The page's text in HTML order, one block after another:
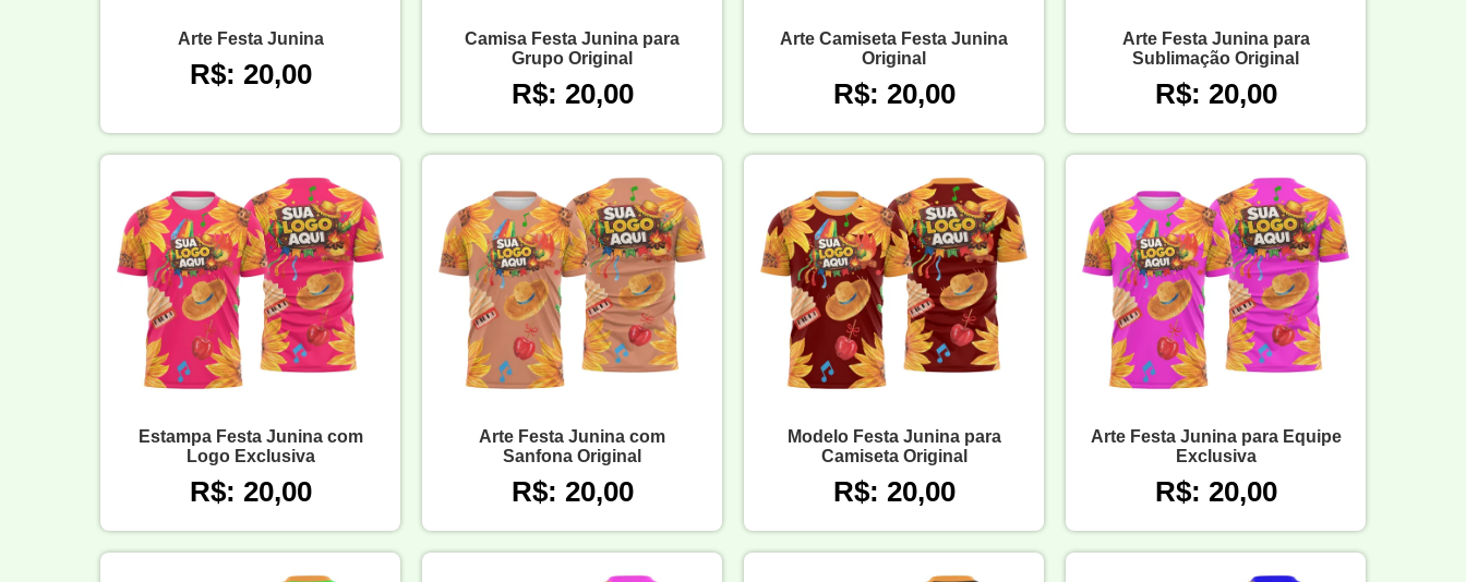
Arte Festa Junina
R$: 20,00
Camisa Festa Junina para
Grupo Original
R$: 20,00
Arte Camiseta Festa Junina
Original
R$: 20,00
Arte Festa Junina para
Sublimação Original
R$: 20,00
Estampa Festa Junina com
Logo Exclusiva
R$: 20,00
Arte Festa Junina com
Sanfona Original
R$: 20,00
Modelo Festa Junina para
Camiseta Original
R$: 20,00
Arte Festa Junina para Equipe
Exclusiva
R$: 20,00